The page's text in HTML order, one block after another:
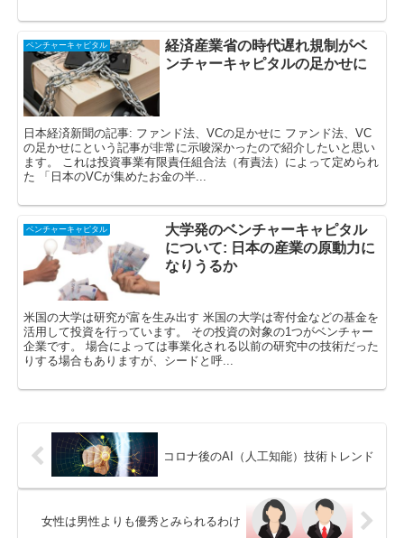
ベンチャーキャピタル
経済産業省の時代遅れ規制がベ
ンチャーキャピタルの足かせに
日本経済新聞の記事: ファンド法、VCの足かせに ファンド法、VC
の足かせにという記事が非常に示唆深かったので紹介したいと思い
ます。 これは投資事業有限責任組合法（有責法）によって定められ
た 「日本のVCが集めたお金の半...
ベンチャーキャピタル
大学発のベンチャーキャピタル
について: 日本の産業の原動力に
なりうるか
米国の大学は研究が富を生み出す 米国の大学は寄付金などの基金を
活用して投資を行っています。 その投資の対象の1つがベンチャー
企業です。 場合によっては事業化される以前の研究中の技術だった
りする場合もありますが、シードと呼...
コロナ後のAI（人工知能）技術トレンド
女性は男性よりも優秀とみられるわけ